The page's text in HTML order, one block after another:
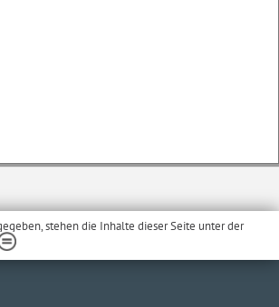
stehen die Inhalte dieser Seite unter der